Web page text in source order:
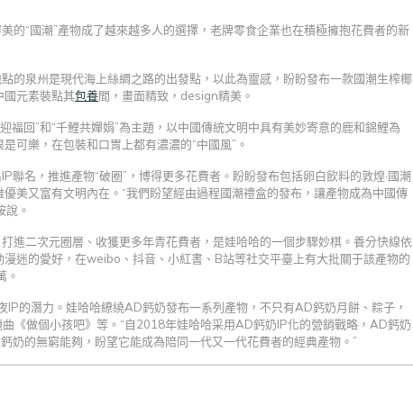
的“國潮”產物成了越來越多人的選擇，老牌零食企業也在積極擁抱花費者的新
的泉州是現代海上絲綢之路的出發點，以此為靈感，盼盼發布一款國潮生榨椰
國元素裝點其包養間，畫面精致，design精美。
回”和“千鯉共嬋娟”為主題，以中國傳統文明中具有美妙寄意的鹿和錦鯉為
可樂，在包裝和口胃上都有濃濃的“中國風”。
名，推進產物“破圈”，博得更多花費者。盼盼發布包括卵白飲料的敦煌·國潮
美又富有文明內在。“我們盼望經由過程國潮禮盒的發布，讓產物成為中國傳
說。
進二次元圈層、收獲更多年青花費者，是娃哈哈的一個步驟妙棋。養分快線依
迷的愛好，在weibo、抖音、小紅書、B站等社交平臺上有大批關于該產物的
。
的潛力。娃哈哈繚繞AD鈣奶發布一系列產物，不只有AD鈣奶月餅、粽子，
《做個小孩吧》等。“自2018年娃哈哈采用AD鈣奶IP化的營銷戰略，AD鈣奶
奶的無窮能夠，盼望它能成為陪同一代又一代花費者的經典產物。”